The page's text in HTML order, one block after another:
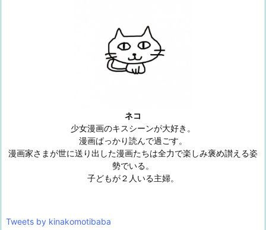
ネコ
少女漫画のキスシーンが大好き。
漫画ばっかり読んで過ごす。
漫画家さまが世に送り出した漫画たちは全力で楽しみ褒め讃える姿
勢でいる。
子どもが２人いる主婦。
Tweets by kinakomotibaba